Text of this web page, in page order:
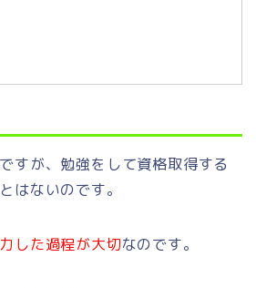
すが、勉強をして資格取得する
はないのです。
した過程が大切なのです。